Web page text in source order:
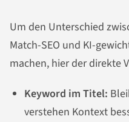
Um den Unterschied
Match-SEO und KI-
machen, hier der direkte
Keyword im Titel:
verstehen Kontext